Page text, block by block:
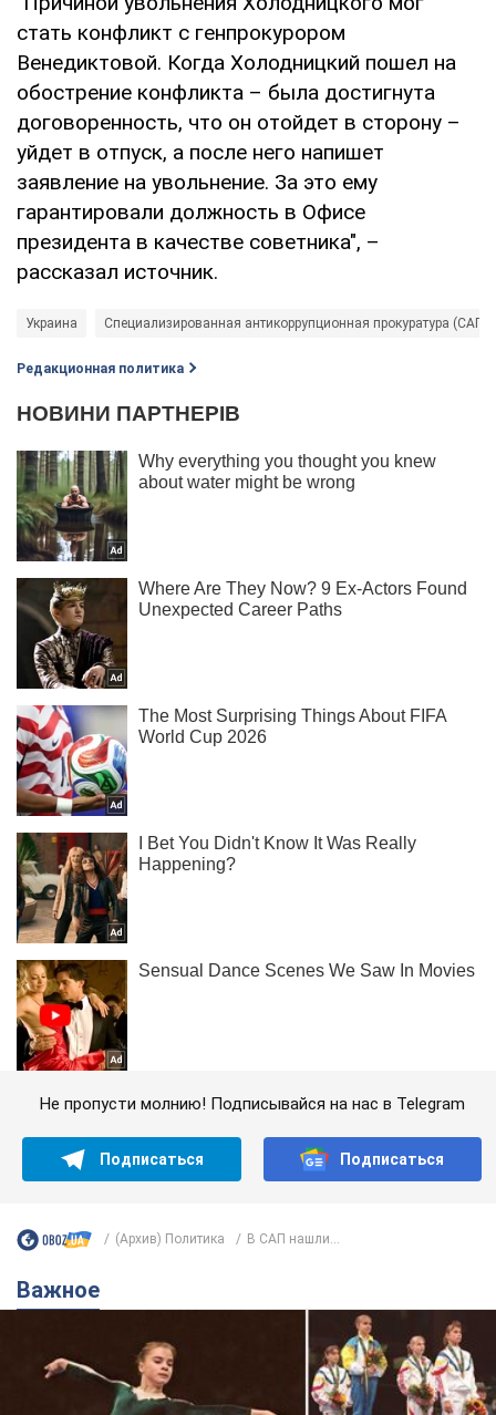
стать конфликт с генпрокурором
Венедиктовой. Когда Холодницкий пошел на
обострение конфликта – была достигнута
договоренность, что он отойдет в сторону –
уйдет в отпуск, а после него напишет
заявление на увольнение. За это ему
гарантировали должность в Офисе
президента в качестве советника", –
рассказал источник.
Украина Специализированная антикоррупционная прокуратура (САП)
Редакционная политика
Не пропусти молнию! Подписывайся на нас в Telegram
Подписаться Подписаться
(Архив) Политика В САП нашли...
Важное